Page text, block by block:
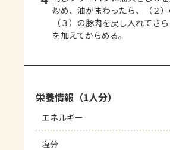
炒め、油がまわったら、（２）
（３）の豚肉を戻し入れてさ
を加えてからめる。
栄養情報（1人分）
エネルギー
塩分